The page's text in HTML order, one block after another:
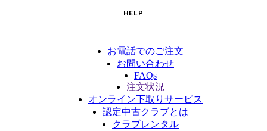
HELP
お電話でのご注文
お問い合わせ
FAQs
注文状況
オンライン下取りサービス
認定中古クラブとは
クラブレンタル